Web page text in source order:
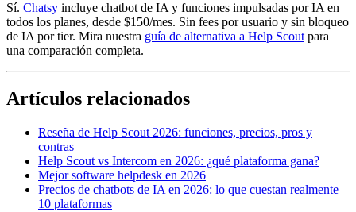
Sí. Chatsy incluye chatbot de IA y funciones impulsadas por IA en
todos los planes, desde $150/mes. Sin fees por usuario y sin bloqueo
de IA por tier. Mira nuestra guía de alternativa a Help Scout para
una comparación completa.
Artículos relacionados
Reseña de Help Scout 2026: funciones, precios, pros y
contras
Help Scout vs Intercom en 2026: ¿qué plataforma gana?
Mejor software helpdesk en 2026
Precios de chatbots de IA en 2026: lo que cuestan realmente
10 plataformas